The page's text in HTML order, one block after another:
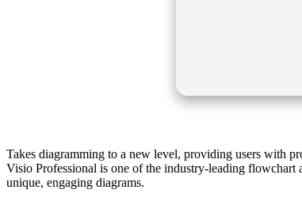
Takes diagramming to a new level, providing users with
Visio Professional is one of the industry-leading flowchart
unique, engaging diagrams.